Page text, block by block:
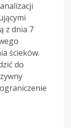
z dnia 7
ścieków.
do